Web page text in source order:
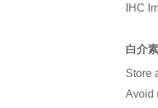
IHC
白介
Store
Avoid